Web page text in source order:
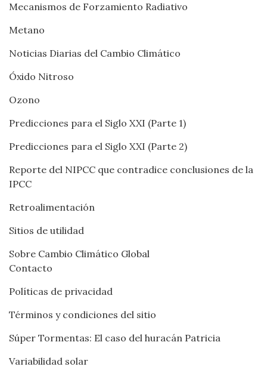
Mecanismos de Forzamiento Radiativo
Metano
Noticias Diarias del Cambio Climático
Óxido Nitroso
Ozono
Predicciones para el Siglo XXI (Parte 1)
Predicciones para el Siglo XXI (Parte 2)
Reporte del NIPCC que contradice conclusiones de la
IPCC
Retroalimentación
Sitios de utilidad
Sobre Cambio Climático Global
Contacto
Políticas de privacidad
Términos y condiciones del sitio
Súper Tormentas: El caso del huracán Patricia
Variabilidad solar